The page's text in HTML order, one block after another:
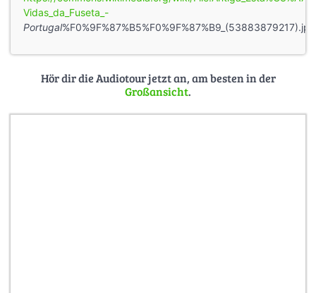
Vidas_da_Fuseta_-
Portugal
Hör dir die Audiotour jetzt an, am besten in der
Großansicht.